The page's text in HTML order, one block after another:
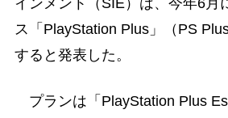
インメント（SIE）は、今年6月
ス「PlayStation Plus」（PS
すると発表した。
プランは「PlayStation Plus